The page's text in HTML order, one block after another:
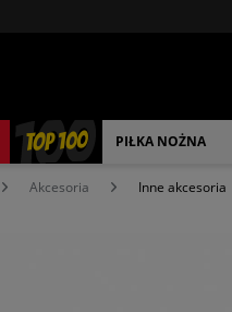
TOP 100 PIŁKA NOŻNA
Akcesoria Inne akcesoria